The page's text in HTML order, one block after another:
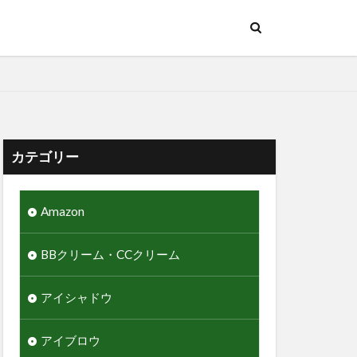
カテゴリー
Amazon
BBクリーム・CCクリーム
アイシャドウ
アイブロウ